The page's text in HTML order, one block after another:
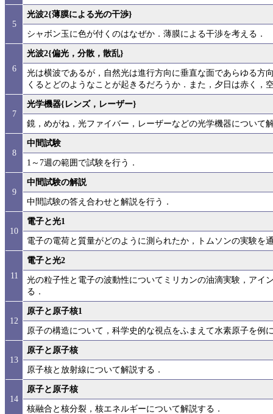
5
光波2{薄膜による光の干渉}
シャボン玉に色が付くのはなぜか．薄膜による干渉を考える．
6
光波2{偏光，分散，散乱}
光は横波であるが，自然光は進行方向に垂直な面であらゆる方
くるとどのようなことが起きるだろうか．また，夕日は赤く，
7
光学機器{レンズ，レーザー}
鏡，めがね，光ファイバー，レーザーなどの光学機器について
8
中間試験
1～7週の範囲で試験を行う．
9
中間試験の解説
中間試験の答え合わせと解説を行う．
10
電子と光1
電子の電荷と質量がどのように測られたか，トムソンの実験を
11
電子と光2
光の粒子性と電子の波動性についてミリカンの油滴実験，アイ
る．
12
原子と原子核1
原子の構造について，科学史的な視点をふまえて水素原子を例
13
原子と原子核
原子核と放射線について解説する．
14
原子と原子核
核融合と核分裂，核エネルギーについて解説する．